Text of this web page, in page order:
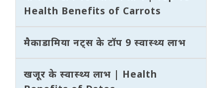
Health Benefits of Carrots
मैकाडामिया नट्स के टॉप 9 स्वास्थ्य लाभ
खजूर के स्वास्थ्य लाभ | Health